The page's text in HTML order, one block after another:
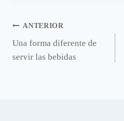
Navegación
de
ANTERIOR
Una forma diferente de
servir las bebidas